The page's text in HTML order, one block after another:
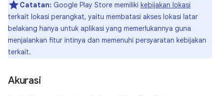
Catatan: Google Play Store memiliki kebijakan lokasi
terkait lokasi perangkat, yaitu membatasi akses lokasi latar
belakang hanya untuk aplikasi yang memerlukannya guna
menjalankan fitur intinya dan memenuhi persyaratan kebijakan
terkait.
Akurasi